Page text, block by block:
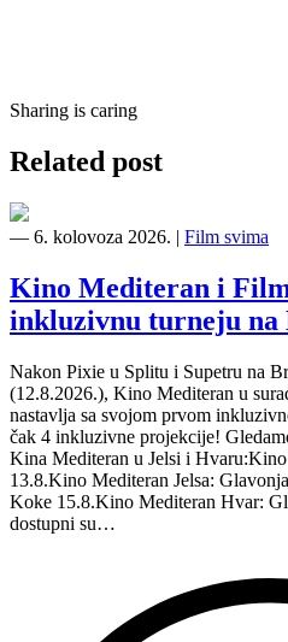
Sharing is caring
Related post
― 6. kolovoza 2026. | Film svima
Kino Mediteran i
inkluzivnu turneju na
Nakon Pixie u Splitu i Supetru na
(12.8.2026.), Kino Mediteran u
nastavlja sa svojom prvom
čak 4 inkluzivne projekcije!
Kina Mediteran u Jelsi i
13.8.Kino Mediteran Jelsa:
Koke 15.8.Kino Mediteran Hvar:
dostupni su…